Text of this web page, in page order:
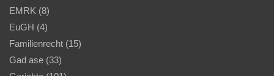
EMRK (8)
EuGH (4)
Familienrecht (15)
Gad ase (33)